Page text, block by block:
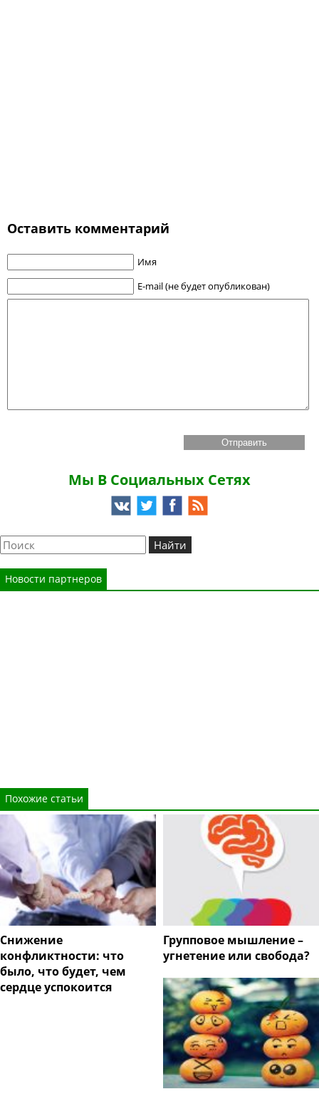
Оставить комментарий
Имя
E-mail (не будет опубликован)
Мы В Социальных Сетях
Новости партнеров
Похожие статьи
Снижение
конфликтности: что
было, что будет, чем
сердце успокоится
Групповое мышление –
угнетение или свобода?